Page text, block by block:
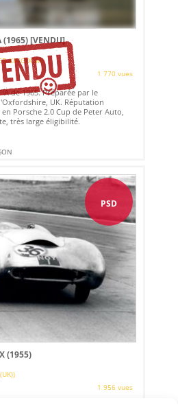
(1965)[VENDU]
KINGDOM)
1 770 vues
de 1965. Préparée par le
UK. Réputation
Porsche 2.0 Cup de Peter Auto,
très large éligibilité.
PSD
(1955)
1 956 vues